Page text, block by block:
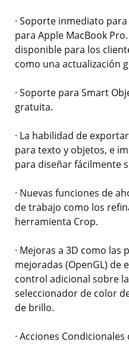
· Soporte inmediato
para Apple MacBook
disponible para los
como una actualización
· Soporte para Smart
gratuita.
· La habilidad de
para texto y objetos, e
para diseñar fácilmente
· Nuevas funciones de
de trabajo como los
herramienta Crop.
· Mejoras a 3D como las
mejoradas (OpenGL) de
control adicional sobre
seleccionador de color
de brillo.
· Acciones